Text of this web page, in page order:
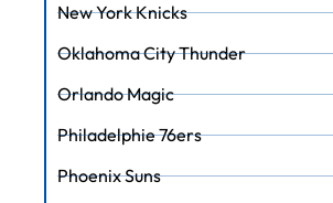
New York Knicks
Oklahoma City Thunder
Orlando Magic
Philadelphie 76ers
Phoenix Suns